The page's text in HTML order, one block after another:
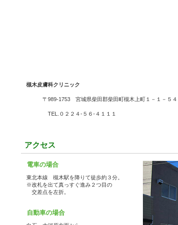
槻木皮膚科クリニック
〒989-1753 宮城県柴田郡柴田町槻木上町１－１－５４
TEL.０２２４-５６-４１１１
アクセス
電車の場合
東北本線 槻木駅を降りて徒歩約３分。
※改札を出て真っすぐ進み２つ目の
交差点を左折。
自動車の場合